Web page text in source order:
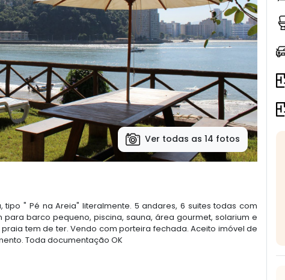
Ver todas as 14 fotos
" Pé na Areia" literalmente. 5 andares, 6 suites todas com
barco pequeno, piscina, sauna, área gourmet, solarium e
tem de ter. Vendo com porteira fechada. Aceito imóvel de
Toda documentação OK